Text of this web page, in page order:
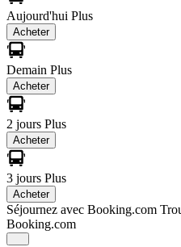
Aujourd'hui Plus
Acheter
Demain Plus
Acheter
2 jours Plus
Acheter
3 jours Plus
Acheter
Séjournez avec Booking.com
Booking.com